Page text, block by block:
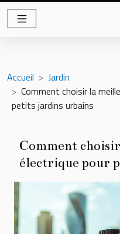
Accueil
Jardin
Comment choisir la
petits jardins urbains
Comment
électrique pour